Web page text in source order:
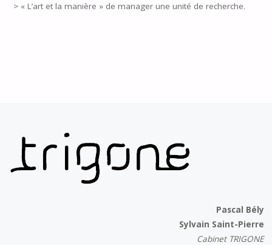
> « L’art et la manière » de manager une unité de recherche.
Pascal Bély
Sylvain Saint-Pierre
Cabinet TRIGONE